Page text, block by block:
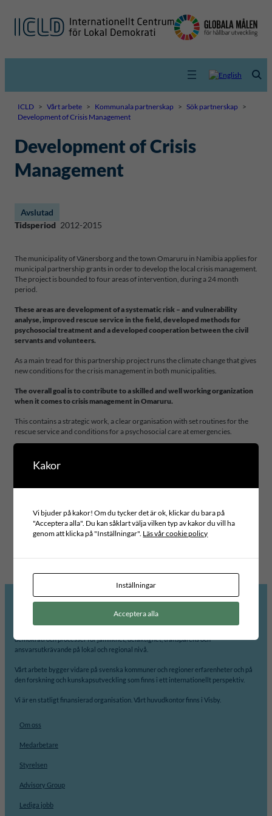
ICLD > Vårt arbete > Kommunala partnerskap > Sök partnerskap >
Development of Crisis Management
Development of Crisis
Management
Avslutad
Tidsperiod 2012-2015
The municipality of Vänersborg and the town Omaruru in Namibia applies for
municipal partnership grants in order to develop the local crisis management.
The project is bounded to four areas of intervention, during a 24 month
period.
These areas are development of a systematic risk – and vulnerability
analyse, improved rescue service in the field, developed methods for
psychosocial treatment and a developed cooperation between the civil
servants and volunteers.
As a main tread for this partnership project runs the climate change that gives
new conditions for the crisis management in both municipalities.
The overall goal is to contribute to a skilled and well working organization
when it comes to crisis management in Omaruru.
This contains a strategic work, a clear organisation with set routines for the
rescue service and conditions for a psychosocial care at emergencies.
VÄNERSBORGS KOMMUN
Internationell partner
demokrati och processer för jämlikhet, delaktighet, transparens och
ansvarsutkrävande på lokal och regional nivå.
Vårt arbete bygger vidare på svenska kommuner och regioner erfarenheter och på
den forskning och kunskapsutveckling som finns i ett internationellt perspektiv.
Vi är en statligt finansierad organisation. Vårt huvudkontor finns i Visby.
Om oss
Medarbetare
Styrelsen
Advisory Group
Lediga jobb
Kakor
Vi bjuder på kakor! Om du tycker det är ok, klickar du bara på
"Acceptera alla". Du kan såklart välja vilken typ av kakor du vill ha
genom att klicka på "Inställningar". Läs vår cookie policy
Inställningar
Acceptera alla